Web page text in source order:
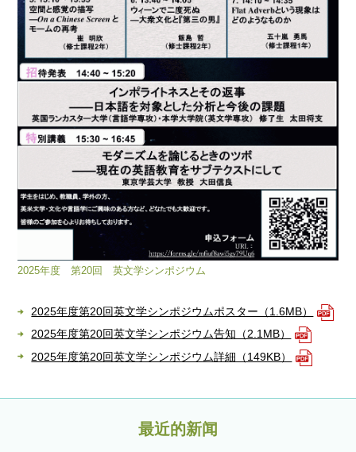
2025年度 第20回 英文学シンポジウム
2025年度第20回英文学シンポジウムポスター（1.6MB）
2025年度第20回英文学シンポジウム告知（2.1MB）
2025年度第20回英文学シンポジウム詳細（149KB）
最近的新闻